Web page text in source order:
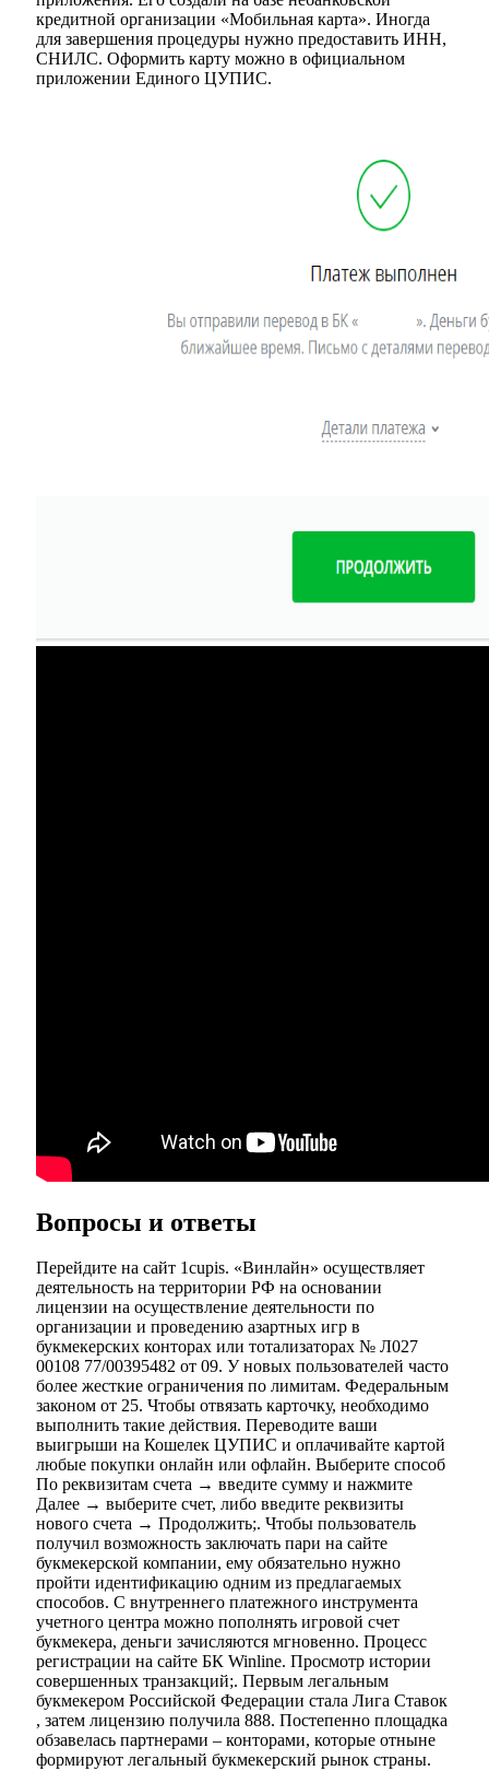
кредитной организации «Мобильная карта». Иногда
для завершения процедуры нужно предоставить ИНН,
СНИЛС. Оформить карту можно в официальном
приложении Единого ЦУПИС.
Вопросы и ответы
Перейдите на сайт 1cupis. «Винлайн» осуществляет
деятельность на территории РФ на основании
лицензии на осуществление деятельности по
организации и проведению азартных игр в
букмекерских конторах или тотализаторах № Л027
00108 77/00395482 от 09. У новых пользователей часто
более жесткие ограничения по лимитам. Федеральным
законом от 25. Чтобы отвязать карточку, необходимо
выполнить такие действия. Переводите ваши
выигрыши на Кошелек ЦУПИС и оплачивайте картой
любые покупки онлайн или офлайн. Выберите способ
По реквизитам счета → введите сумму и нажмите
Далее → выберите счет, либо введите реквизиты
нового счета → Продолжить;. Чтобы пользователь
получил возможность заключать пари на сайте
букмекерской компании, ему обязательно нужно
пройти идентификацию одним из предлагаемых
способов. С внутреннего платежного инструмента
учетного центра можно пополнять игровой счет
букмекера, деньги зачисляются мгновенно. Процесс
регистрации на сайте БК Winline. Просмотр истории
совершенных транзакций;. Первым легальным
букмекером Российской Федерации стала Лига Ставок
, затем лицензию получила 888. Постепенно площадка
обзавелась партнерами – конторами, которые отныне
формируют легальный букмекерский рынок страны.